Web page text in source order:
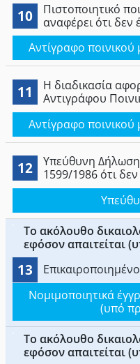
10
Πιστοποιητικό
αναφέρει ότι δεν
αμετάκλητα σε
κακούργημα και
Αντίγραφο
11
Η διαδικασία
Αντιγράφου
ισχύος του
3μηνη.
Αντίγραφο
12
Υπεύθυνη
1599/1986 ότι δεν
συμπαράσταση ή
ένα από τα
υπεξαίρεσης,
βλάβης και
ναρκωτικών ή για
στα ήθη
κ.α.) και δεν έχει
οιανδήποτε
του δικαιωμάτων.
Το ακόλουθο
εφόσον απαιτείται
13
Νομιμοποιητικά
(υπό
Το ακόλουθο
εφόσον απαιτείται